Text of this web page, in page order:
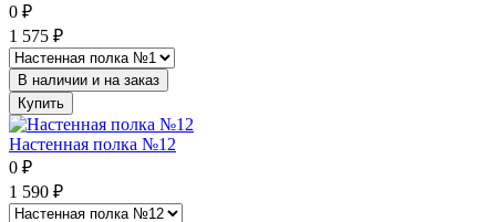
0 ₽
1 575 ₽
В наличии и на заказ
Купить
Настенная полка №12
0 ₽
1 590 ₽